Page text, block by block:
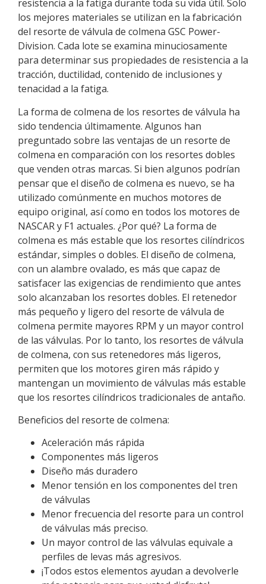
resistencia a la fatiga durante toda su vida útil. Solo
los mejores materiales se utilizan en la fabricación
del resorte de válvula de colmena GSC Power-
Division. Cada lote se examina minuciosamente
para determinar sus propiedades de resistencia a la
tracción, ductilidad, contenido de inclusiones y
tenacidad a la fatiga.
La forma de colmena de los resortes de válvula ha
sido tendencia últimamente. Algunos han
preguntado sobre las ventajas de un resorte de
colmena en comparación con los resortes dobles
que venden otras marcas. Si bien algunos podrían
pensar que el diseño de colmena es nuevo, se ha
utilizado comúnmente en muchos motores de
equipo original, así como en todos los motores de
NASCAR y F1 actuales. ¿Por qué? La forma de
colmena es más estable que los resortes cilíndricos
estándar, simples o dobles. El diseño de colmena,
con un alambre ovalado, es más que capaz de
satisfacer las exigencias de rendimiento que antes
solo alcanzaban los resortes dobles. El retenedor
más pequeño y ligero del resorte de válvula de
colmena permite mayores RPM y un mayor control
de las válvulas. Por lo tanto, los resortes de válvula
de colmena, con sus retenedores más ligeros,
permiten que los motores giren más rápido y
mantengan un movimiento de válvulas más estable
que los resortes cilíndricos tradicionales de antaño.
Beneficios del resorte de colmena:
Aceleración más rápida
Componentes más ligeros
Diseño más duradero
Menor tensión en los componentes del tren
de válvulas
Menor frecuencia del resorte para un control
de válvulas más preciso.
Un mayor control de las válvulas equivale a
perfiles de levas más agresivos.
¡Todos estos elementos ayudan a devolverle